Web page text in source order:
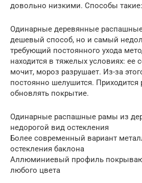
довольно низкими. Способы такие:
Одинарные деревянные
дешевый способ, но и самый
требующий постоянного ухода
находится в тяжелых условиях: ее
мочит, мороз разрушает. Из-за
постоянно шелушится. Приходится
обновлять покрытие.
Одинарные распашные рамы из
недорогой вид остекления
Более современный вариант
остекления баклона
Аллюминиевый профиль
любого цвета